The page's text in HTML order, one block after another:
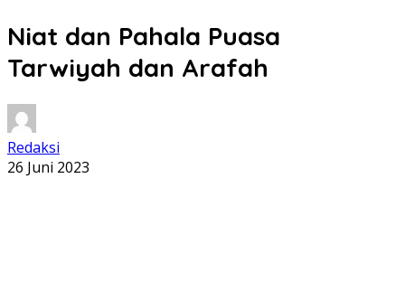
Niat dan Pahala Puasa
Tarwiyah dan Arafah
Redaksi
26 Juni 2023